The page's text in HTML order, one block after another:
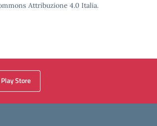
Attribuzione 4.0 Italia.
Play Store